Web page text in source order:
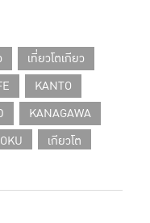
เที่ยวโตเกียว
KANTO
KANAGAWA
เกียวโต
PRODUCT